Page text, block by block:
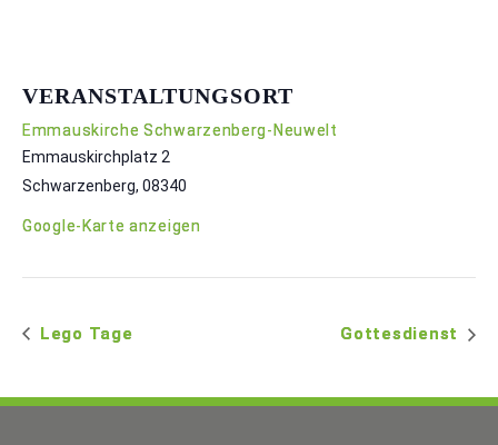
VERANSTALTUNGSORT
Em­ma­us­kir­che Schwarzenberg-Neuwelt
Emmauskirchplatz 2
Schwarzenberg, 08340
Google-Karte anzeigen
Le­go Tage Got­tes­dienst